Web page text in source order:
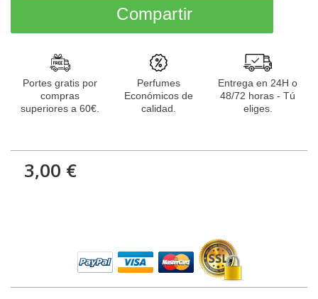
Compartir
Portes gratis por
compras
superiores a 60€.
Perfumes
Económicos de
calidad.
Entrega en 24H o
48/72 horas - Tú
eliges.
3,00 €